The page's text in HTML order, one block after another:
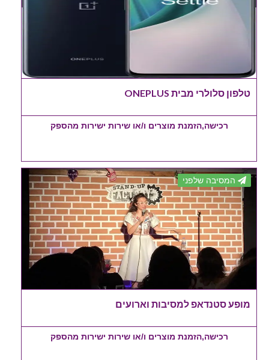
טלפון סלולרי מבית ONEPLUS
רכישה,הזמנת מוצרים ו/או שירות ישירות מהספק
המסיבה שלפני
מופע סטנדאפ למסיבות וארועים
רכישה,הזמנת מוצרים ו/או שירות ישירות מהספק